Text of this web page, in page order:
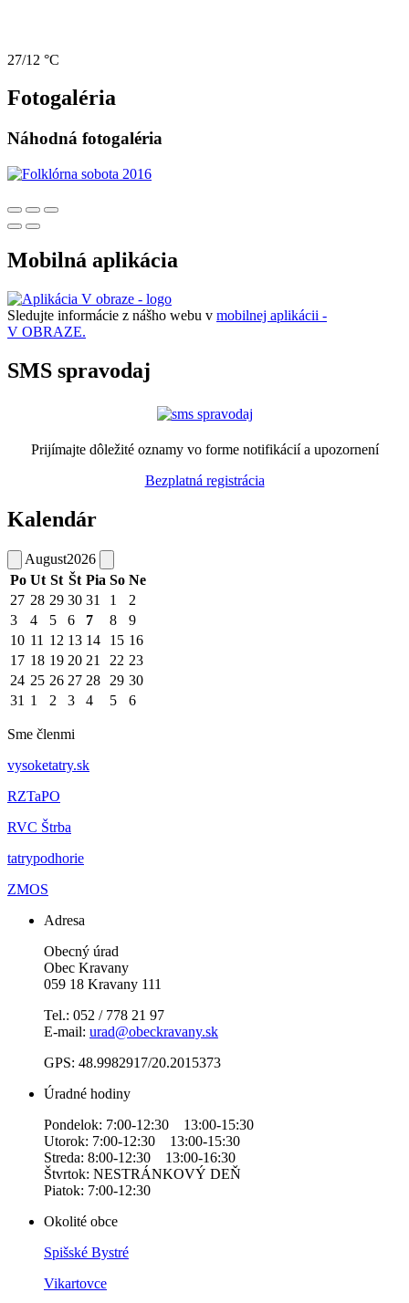
27/12 °C
Fotogaléria
Náhodná fotogaléria
Mobilná aplikácia
Sledujte informácie z nášho webu v mobilnej aplikácii -
V OBRAZE.
SMS spravodaj
Prijímajte dôležité oznamy vo forme notifikácií a upozornení
Bezplatná registrácia
Kalendár
August2026
Po Ut St Št Pia So Ne
27 28 29 30 31 1
2
3
4 5 6 7 8
9
10 11 12 13 14 15 16
17 18 19 20 21 22 23
24 25 26 27 28 29 30
31 1 2 3 4 5 6
Sme členmi
vysoketatry.sk
RZTaPO
RVC Štrba
tatrypodhorie
ZMOS
Adresa
Obecný úrad
Obec Kravany
059 18 Kravany 111
Tel.: 052 / 778 21 97
E-mail: urad@obeckravany.sk
GPS: 48.9982917/20.2015373
Úradné hodiny
Pondelok: 7:00-12:30 13:00-15:30
Utorok: 7:00-12:30 13:00-15:30
Streda: 8:00-12:30 13:00-16:30
Štvrtok: NESTRÁNKOVÝ DEŇ
Piatok: 7:00-12:30
Okolité obce
Spišské Bystré
Vikartovce